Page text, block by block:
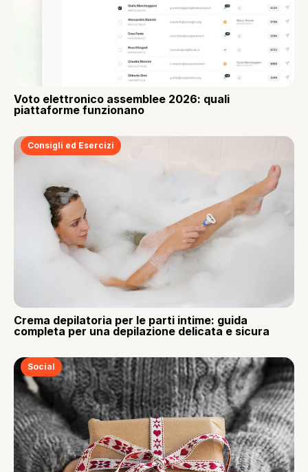
Voto elettronico assemblee 2026: quali
piattaforme funzionano
Consigli ed Esercizi
Crema depilatoria per le parti intime: guida
completa per una depilazione delicata e sicura
Social